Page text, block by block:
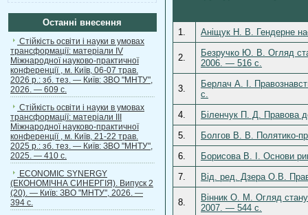
Останні внесення
Стійкість освіти і науки в умовах
трансформації: матеріали ІV
Міжнародної науково-практичної
конференції , м. Київ, 06-07 трав.
2026 р.: зб. тез. — Київ: ЗВО "МНТУ",
2026. — 609 с.
Стійкість освіти і науки в умовах
трансформації: матеріали ІІІ
Міжнародної науково-практичної
конференції , м. Київ, 21-22 трав.
2025 р.: зб. тез. — Київ: ЗВО "МНТУ",
2025. — 410 с.
ECONOMIC SYNERGY
(ЕКОНОМІЧНА СИНЕРГІЯ). Випуск 2
(20). — Київ: ЗВО "МНТУ", 2026. —
394 с.
1. Аніщук Н. В. Гендерне
2.
Безручко Ю. В. Огляд
2006. — 516 с.
3.
Берлач А. І.
с.
4.
Біленчук П. Д. Правова
5.
Болгов В. В. Полятико-
6.
Борисова В. І. Основи
7.
Від. ред. Дзера О.В.
8.
Вінник О. М. Огляд
2007. — 544 с.